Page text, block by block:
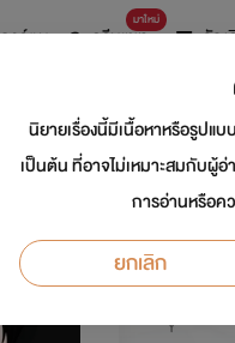
การ์ตูน
มาใหม่
ดรีมแชท ธัญ
ร้า
นักเขีย
Y
นิยายเรื่องนี้มีเนื้อหาหรือรูปแ
เป็นต้น ที่อาจไม่เหมาะสมกับผู้
การอ่านหรือค
ยกเลิก